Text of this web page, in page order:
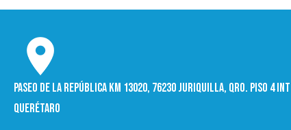
Paseo de la República Km 13020, 76230 Juriquilla, Qro. Piso 4
Querétaro